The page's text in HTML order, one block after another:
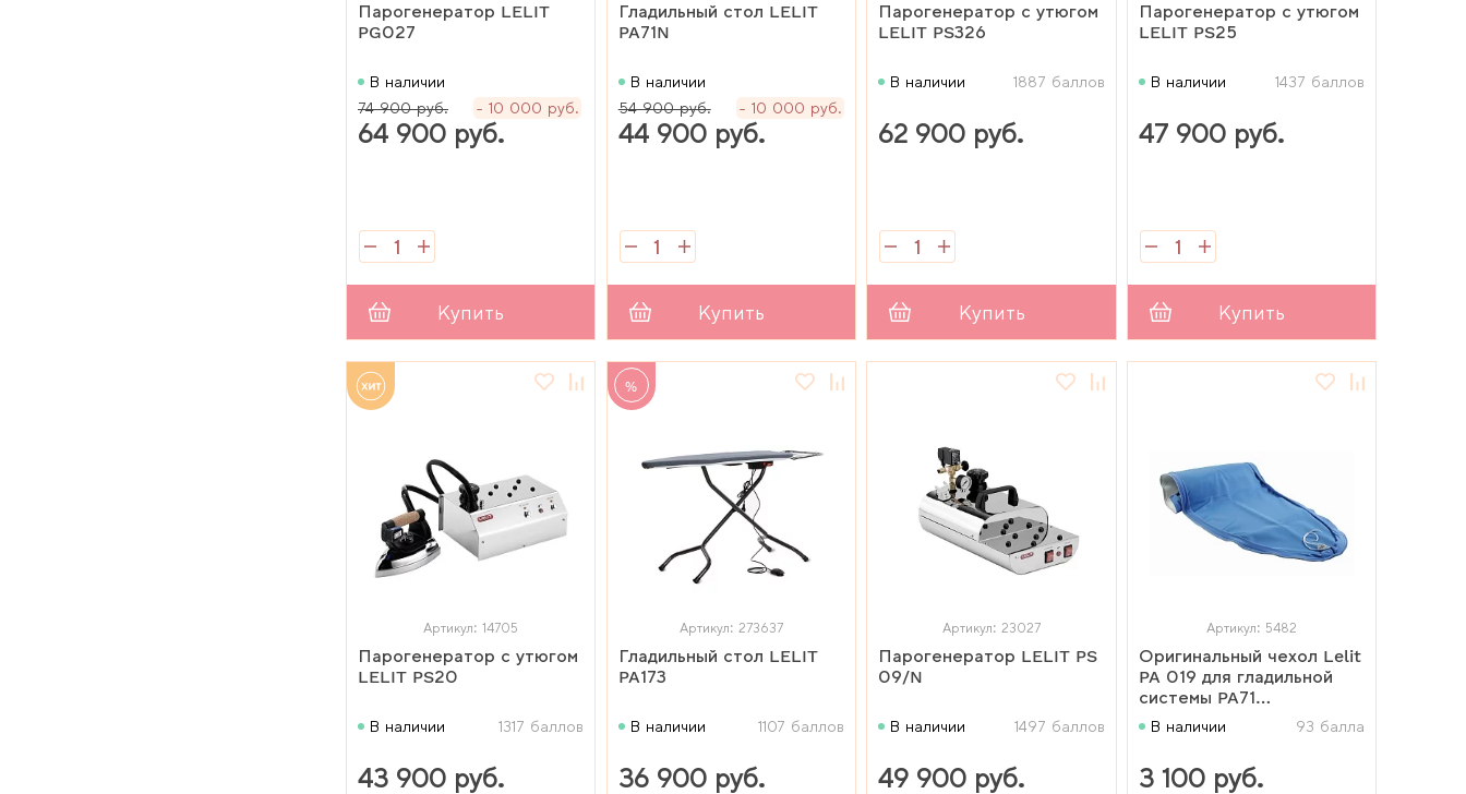
Парогенератор LELIT
PG027
В наличии
74 900 руб.
10 000 руб.
64 900 руб.
Купить
Гладильный стол LELIT
PA71N
В наличии
54 900 руб.
10 000 руб.
44 900 руб.
Купить
Парогенератор с утюгом
LELIT PS326
В наличии 1887 баллов
62 900 руб.
Купить
Парогенератор с утюгом
LELIT PS25
В наличии 1437 баллов
47 900 руб.
Купить
Артикул: 14705
Парогенератор с утюгом
LELIT PS20
В наличии 1317 баллов
43 900 руб.
%
Артикул: 273637
Гладильный стол LELIT
PA173
В наличии 1107 баллов
36 900 руб.
Артикул: 23027
Парогенератор LELIT PS
09/N
В наличии 1497 баллов
49 900 руб.
Артикул: 5482
Оригинальный чехол Lelit
PA 019 для гладильной
системы PA71
износостойкий
В наличии 93 балла
3 100 руб.